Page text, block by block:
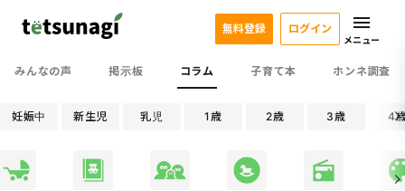
みんなの声 掲示板 コラム 子育て本 ホンネ調査
無料登録 ログイン
メニュー
妊娠中 新生児 乳児 1歳 2歳 3歳 4